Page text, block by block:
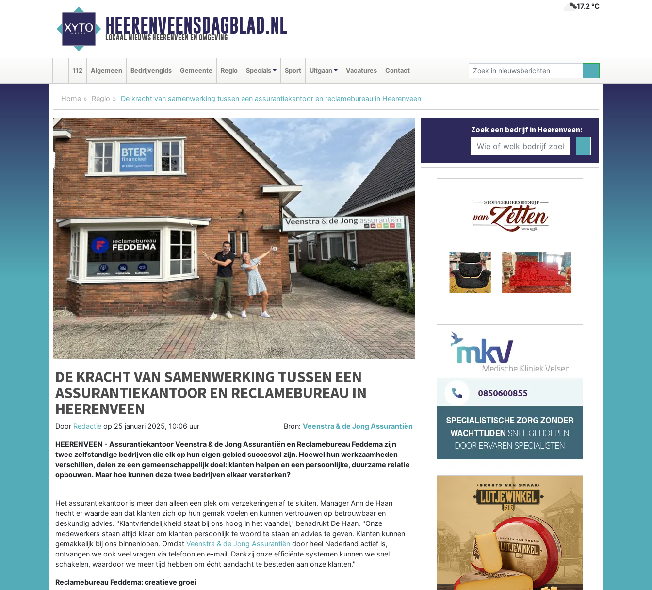
HEERENVEENSDAGBLAD.NL
lokaal nieuws heerenveen en omgeving
17.2 ℃
112 Algemeen Bedrijvengids Gemeente Regio Specials Sport Uitgaan Vacatures Contact
Home Regio De kracht van samenwerking tussen een assurantiekantoor en reclamebureau in Heerenveen
DE KRACHT VAN SAMENWERKING TUSSEN EEN
ASSURANTIEKANTOOR EN RECLAMEBUREAU IN
HEERENVEEN
Door Redactie op 25 januari 2025, 10:06 uur Bron:Veenstra & de Jong Assurantiën
HEERENVEEN - Assurantiekantoor Veenstra & de Jong Assurantiën en Reclamebureau Feddema zijn
twee zelfstandige bedrijven die elk op hun eigen gebied succesvol zijn. Hoewel hun werkzaamheden
verschillen, delen ze een gemeenschappelijk doel: klanten helpen en een persoonlijke, duurzame relatie
opbouwen. Maar hoe kunnen deze twee bedrijven elkaar versterken?
Het assurantiekantoor is meer dan alleen een plek om verzekeringen af te sluiten. Manager Ann de Haan
hecht er waarde aan dat klanten zich op hun gemak voelen en kunnen vertrouwen op betrouwbaar en
deskundig advies. "Klantvriendelijkheid staat bij ons hoog in het vaandel," benadrukt De Haan. "Onze
medewerkers staan altijd klaar om klanten persoonlijk te woord te staan en advies te geven. Klanten kunnen
gemakkelijk bij ons binnenlopen. Omdat Veenstra & de Jong Assurantiën door heel Nederland actief is,
ontvangen we ook veel vragen via telefoon en e-mail. Dankzij onze efficiënte systemen kunnen we snel
schakelen, waardoor we meer tijd hebben om écht aandacht te besteden aan onze klanten."
Reclamebureau Feddema: creatieve groei
Zoek een bedrijf in Heerenveen: